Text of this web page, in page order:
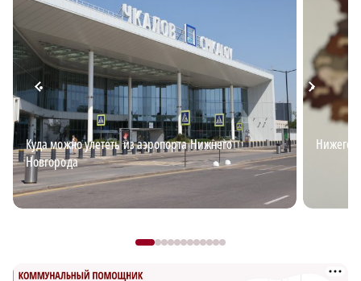
Куда можно улететь из аэропорта Нижнего
Новгорода